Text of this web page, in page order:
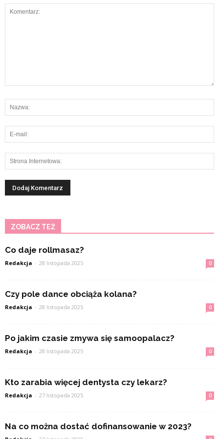
ZOBACZ TEŻ
Co daje rollmasaz?
Redakcja - 28 listopada 2025 0
Czy pole dance obciąża kolana?
Redakcja - 28 listopada 2025 0
Po jakim czasie zmywa się samoopalacz?
Redakcja - 28 listopada 2025 0
Kto zarabia więcej dentysta czy lekarz?
Redakcja - 27 listopada 2025 0
Na co można dostać dofinansowanie w 2023?